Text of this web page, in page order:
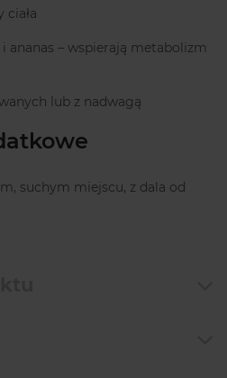
ananas – wspierają metabolizm
lub z nadwagą
suchym miejscu, z dala od